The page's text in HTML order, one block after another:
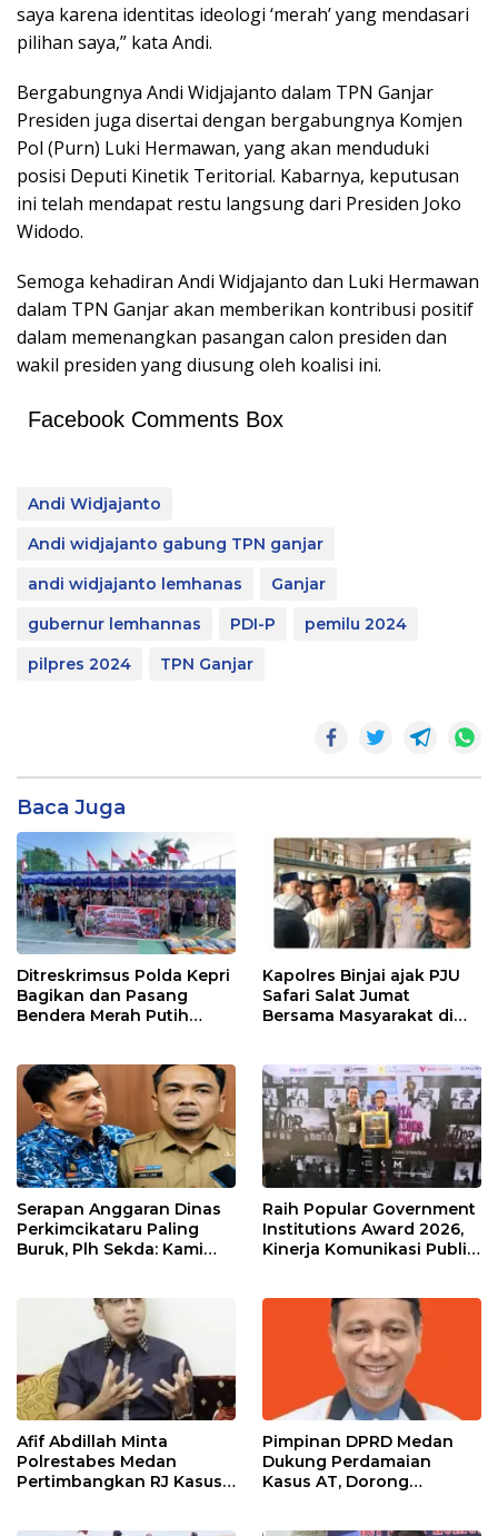
saya karena identitas ideologi ‘merah’ yang mendasari
pilihan saya,” kata Andi.
Bergabungnya Andi Widjajanto dalam TPN Ganjar
Presiden juga disertai dengan bergabungnya Komjen
Pol (Purn) Luki Hermawan, yang akan menduduki
posisi Deputi Kinetik Teritorial. Kabarnya, keputusan
ini telah mendapat restu langsung dari Presiden Joko
Widodo.
Semoga kehadiran Andi Widjajanto dan Luki Hermawan
dalam TPN Ganjar akan memberikan kontribusi positif
dalam memenangkan pasangan calon presiden dan
wakil presiden yang diusung oleh koalisi ini.
Facebook Comments Box
Andi Widjajanto
Andi widjajanto gabung TPN ganjar
andi widjajanto lemhanas
Ganjar
gubernur lemhannas
PDI-P
pemilu 2024
pilpres 2024
TPN Ganjar
Baca Juga
Ditreskrimsus Polda Kepri
Bagikan dan Pasang
Bendera Merah Putih
Kebangsaan.
Kapolres Binjai ajak PJU
Safari Salat Jumat
Bersama Masyarakat di
Serapan Anggaran Dinas
Perkimcikataru Paling
Buruk, Plh Sekda: Kami
Raih Popular Government
Institutions Award 2026,
Kinerja Komunikasi Publik
Afif Abdillah Minta
Polrestabes Medan
Pertimbangkan RJ Kasus
Pimpinan DPRD Medan
Dukung Perdamaian
Kasus AT, Dorong